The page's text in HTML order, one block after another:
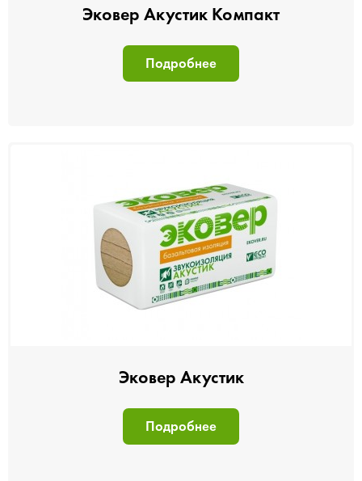
Эковер Акустик Компакт
Подробнее
Эковер Акустик
Подробнее